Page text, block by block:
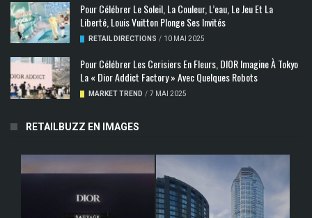
Pour Célébrer Le Soleil, La Couleur, L’eau, Le Jeu Et La
Liberté, Louis Vuitton Plonge Ses Invités
RETAIL DIRECTIONS / 10 MAI 2025
Pour Célébrer Les Cerisiers En Fleurs, DIOR Imagine À Tokyo
La « Dior Addict Factory » Avec Quelques Robots
MARKET TREND / 7 MAI 2025
RETAILBUZZ EN IMAGES